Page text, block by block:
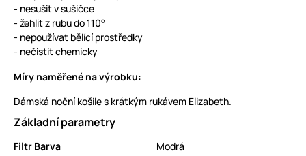
- nesušit v sušičce
- žehlit z rubu do 110°
- nepoužívat bělící prostředky
- nečistit chemicky
Míry naměřené na výrobku:
Dámská noční košile s krátkým rukávem Elizabeth.
Základní parametry
Filtr Barva
Modrá